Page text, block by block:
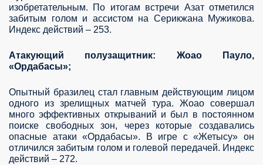
изобретательным. По итогам встречи Азат отметился
забитым голом и ассистом на Серикжана Мужикова.
Индекс действий – 253.
Атакующий полузащитник: Жоао Пауло,
«Ордабасы»;
Опытный бразилец стал главным действующим лицом
одного из зрелищных матчей тура. Жоао совершал
много эффективных открываний и был в постоянном
поиске свободных зон, через которые создавались
опасные атаки «Ордабасы». В игре с «Жетысу» он
отличился забитым голом и голевой передачей. Индекс
действий – 272.